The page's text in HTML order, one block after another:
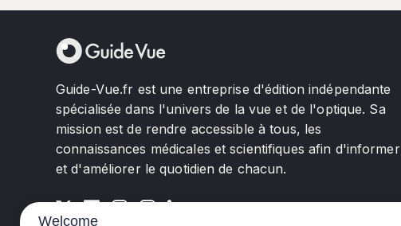
Guide-Vue.fr est une entreprise d'édition indépendante
spécialisée dans l'univers de la vue et de l'optique. Sa
mission est de rendre accessible à tous, les
connaissances médicales et scientifiques afin d'informer
et d'améliorer le quotidien de chacun.
Welcome